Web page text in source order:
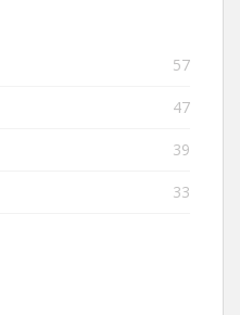
57
47
39
33